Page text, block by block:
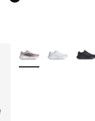
Meer kleuren